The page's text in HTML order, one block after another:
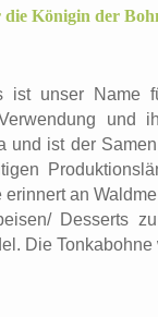
Königin der
ist unser Name
und
und ist der
an
Desserts
Die